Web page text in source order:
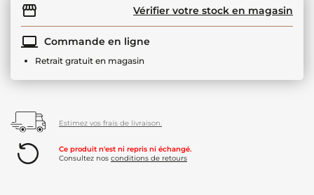
Vérifier votre stock en magasin
Commande en ligne
Retrait gratuit en magasin
Estimez vos frais de livraison.
Ce produit n'est ni repris ni échangé.
Consultez nos conditions de retours